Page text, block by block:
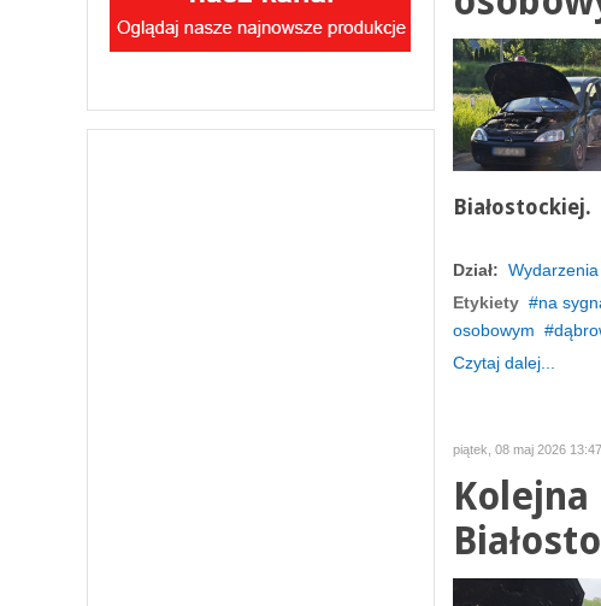
Białostockiej.
Dział: Wydarzenia
Etykiety
na
osobowym
Czytaj dalej...
piątek, 08 maj 2026 13:47
Kolejna